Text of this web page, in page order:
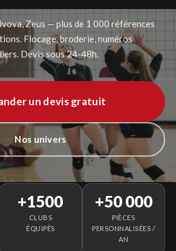
Zeus — plus de 1 000 références
Flocage, broderie, numéros
Devis sous 24-48h.
un devis gratuit
Nos univers
+1500
CLUBS
ÉQUIPÉS
+50 000
PIÈCES
PERSONNALISÉES /
AN